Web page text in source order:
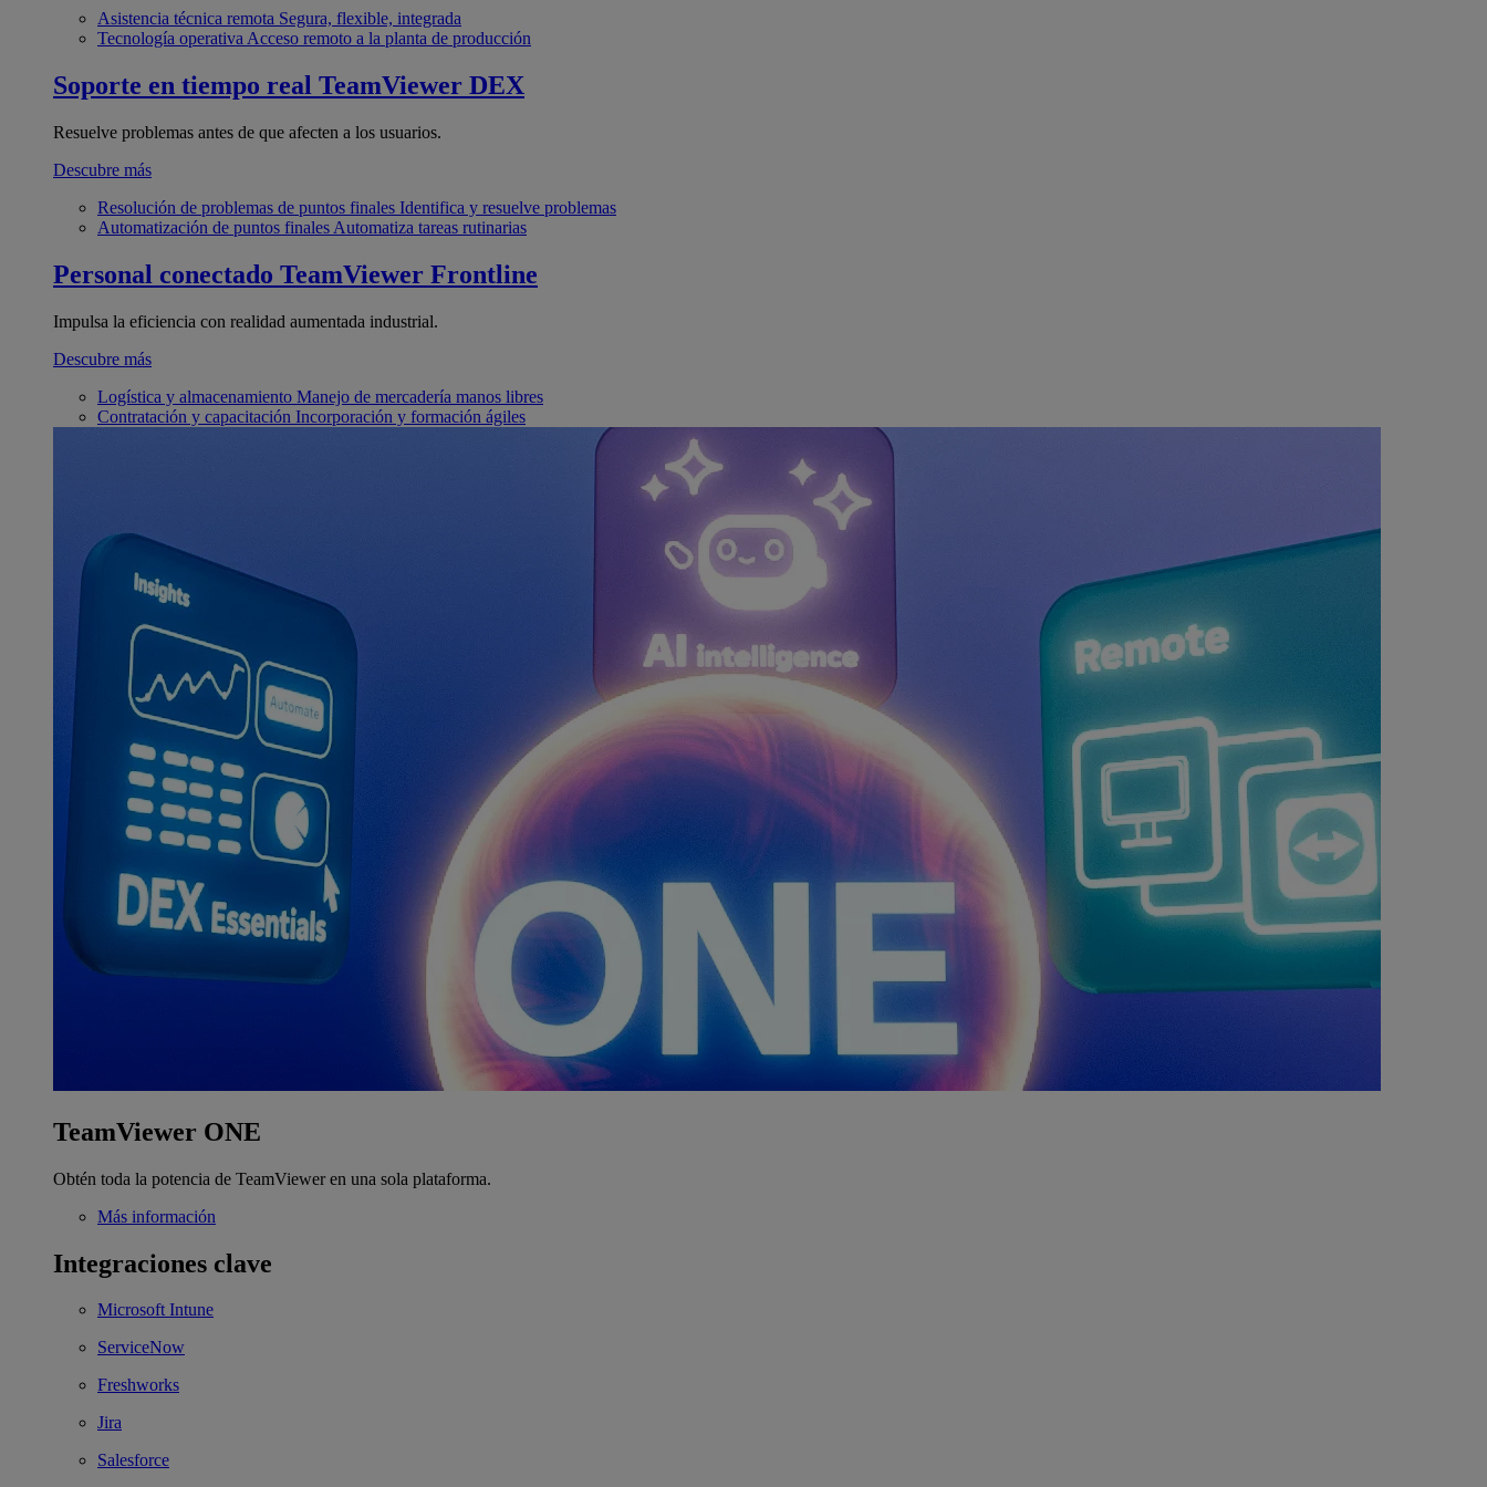
Asistencia técnica remota Segura, flexible, integrada
Tecnología operativa Acceso remoto a la planta de producción
Soporte en tiempo real TeamViewer DEX
Resuelve problemas antes de que afecten a los usuarios.
Descubre más
Resolución de problemas de puntos finales Identifica y resuelve problemas
Automatización de puntos finales Automatiza tareas rutinarias
Personal conectado TeamViewer Frontline
Impulsa la eficiencia con realidad aumentada industrial.
Descubre más
Logística y almacenamiento Manejo de mercadería manos libres
Contratación y capacitación Incorporación y formación ágiles
TeamViewer ONE
Obtén toda la potencia de TeamViewer en una sola plataforma.
Más información
Integraciones clave
Microsoft Intune
ServiceNow
Freshworks
Jira
Salesforce